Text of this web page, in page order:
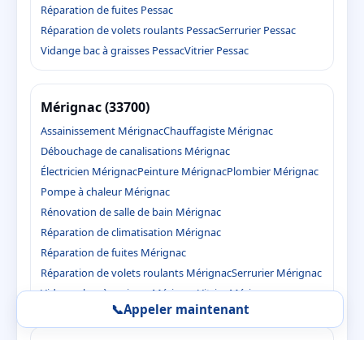
Réparation de fuites Pessac
Réparation de volets roulants PessacSerrurier Pessac
Vidange bac à graisses PessacVitrier Pessac
Mérignac (33700)
Assainissement MérignacChauffagiste Mérignac
Débouchage de canalisations Mérignac
Électricien MérignacPeinture MérignacPlombier Mérignac
Pompe à chaleur Mérignac
Rénovation de salle de bain Mérignac
Réparation de climatisation Mérignac
Réparation de fuites Mérignac
Réparation de volets roulants MérignacSerrurier Mérignac
Vidange bac à graisses MérignacVitrier Mérignac
📞Appeler maintenant